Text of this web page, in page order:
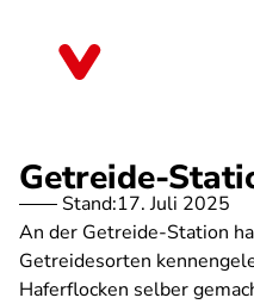
Getreide-
Stand:17. Juli 2025
An der Getreide-Station
Getreidesorten
Haferflocken selber